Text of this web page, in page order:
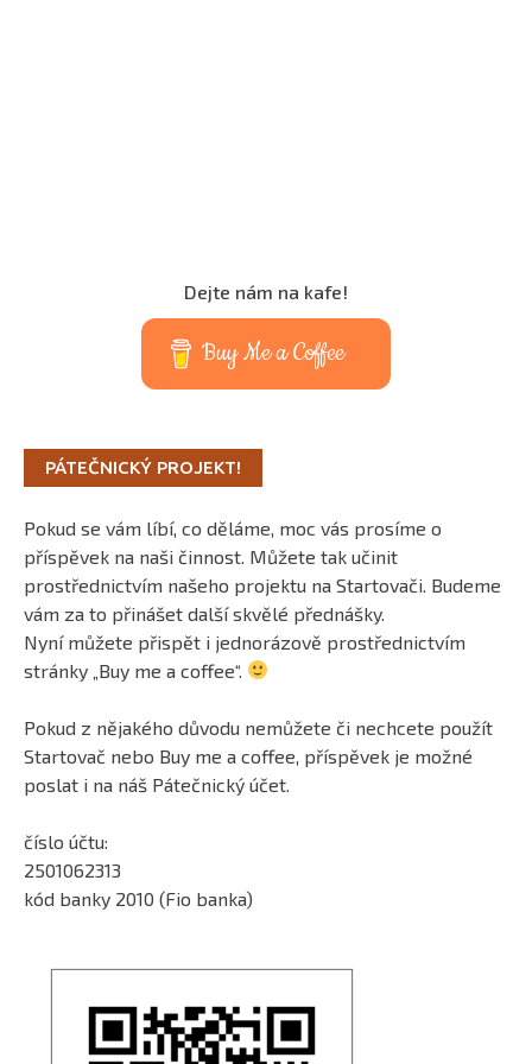
Dejte nám na kafe!
Buy Me a Coffee
PÁTEČNICKÝ PROJEKT!
Pokud se vám líbí, co děláme, moc vás prosíme o
příspěvek na naši činnost. Můžete tak učinit
prostřednictvím našeho projektu na Startovači. Budeme
vám za to přinášet další skvělé přednášky.
Nyní můžete přispět i jednorázově prostřednictvím
stránky „Buy me a coffee“.
Pokud z nějakého důvodu nemůžete či nechcete použít
Startovač nebo Buy me a coffee, příspěvek je možné
poslat i na náš Pátečnický účet.
číslo účtu:
2501062313
kód banky 2010 (Fio banka)